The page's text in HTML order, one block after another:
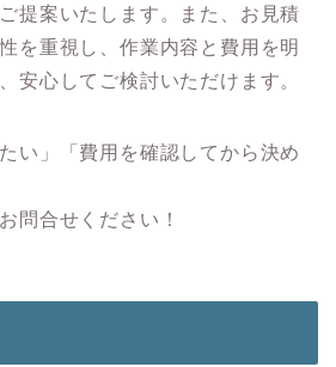
提案いたします。また、お見積
を重視し、作業内容と費用を明
安心してご検討いただけます。
い」「費用を確認してから決め
問合せください！